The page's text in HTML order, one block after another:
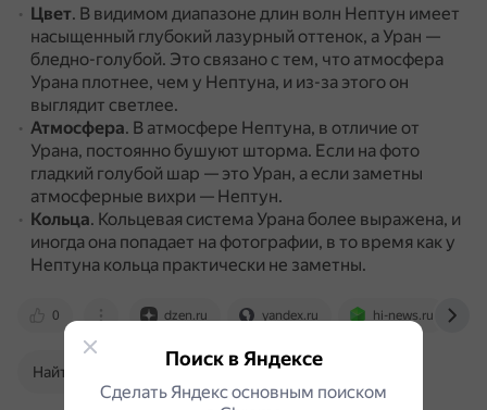
Цвет. В видимом диапазоне длин волн Нептун имеет
насыщенный глубокий лазурный оттенок, а Уран —
бледно-голубой. Это связано с тем, что атмосфера
Урана плотнее, чем у Нептуна, и из-за этого он
выглядит светлее.
Атмосфера. В атмосфере Нептуна, в отличие от
Урана, постоянно бушуют шторма. Если на фото
гладкий голубой шар — это Уран, а если заметны
атмосферные вихри — Нептун.
Кольца. Кольцевая система Урана более выражена, и
иногда она попадает на фотографии, в то время как у
Нептуна кольца практически не заметны.
0 dzen.ru yandex.ru hi-news.ru
Найти в Поиске
Поиск в Яндексе
Сделать Яндекс основным поиском